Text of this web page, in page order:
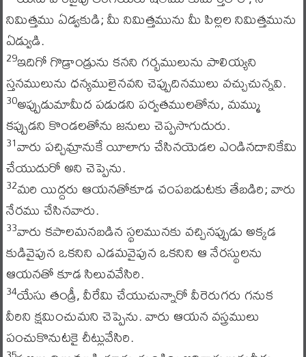
నిమిత్తము ఏడ్వకుడి; మీ నిమిత్తమును మీ పిల్లల నిమిత్తమును
ఏడ్వుడి.
29ఇదిగో గొడ్రాండ్రును కనని గర్భములును పాలియ్యని
స్తనములును ధన్యములైనవని చెప్పుదినములు వచ్చుచున్నవి.
30అప్పుడుమామీద పడుడని పర్వతములతోను, మమ్ము
కప్పుడని కొండలతోను జనులు చెప్పసాగుదురు.
31వారు పచ్చిమ్రానుకే యీలాగు చేసినయెడల ఎండినదానికేమి
చేయుదురో అని చెప్పెను.
32మరి యిద్దరు ఆయనతోకూడ చంపబడుటకు తేబడిరి; వారు
నేరము చేసినవారు.
33వారు కపాలమనబడిన స్థలమునకు వచ్చినప్పుడు అక్కడ
కుడివైపున ఒకనిని ఎడమవైపున ఒకనిని ఆ నేరస్థులను
ఆయనతో కూడ సిలువవేసిరి.
34యేసు తండ్రీ, వీరేమి చేయుచున్నారో వీరెరుగరు గనుక
వీరిని క్షమించుమని చెప్పెను. వారు ఆయన వస్త్రములు
పంచుకొనుటకై చీట్లువేసిరి.